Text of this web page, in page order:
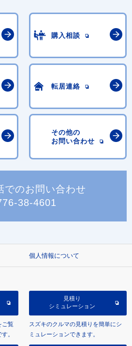
購入相談
転居連絡
その他の
お問い合わせ
でのお問い合わせ
38-4601
個人情報について
ご覧
。
見積り
シミュレーション
スズキのクルマの見積りを簡単にシ
ミュレーションできます。